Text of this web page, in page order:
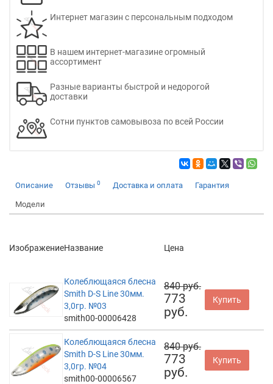
Интернет магазин с персональным подходом
В нашем интернет-магазине огромный
ассортимент
Разные варианты быстрой и недорогой
доставки
Сотни пунктов самовывоза по всей России
Описание Отзывы 0 Доставка и оплата Гарантия
Модели
ИзображениеНазвание Цена
Колеблющаяся блесна
Smith D-S Line 30мм.
3,0гр. №03
smith00-00006428
840 руб.
773
руб.
Купить
Колеблющаяся блесна
Smith D-S Line 30мм.
3,0гр. №04
smith00-00006567
840 руб.
773
руб.
Купить